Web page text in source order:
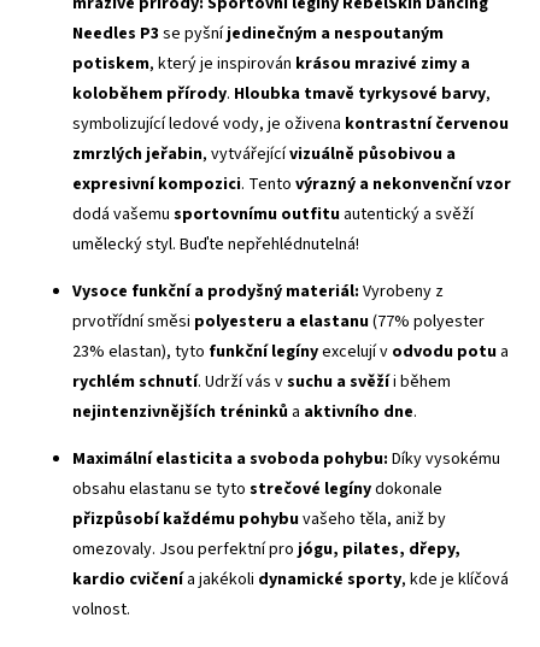
Needles P3 se pyšníjedinečným a nespoutaným
potiskem, který je inspirován krásou mrazivé zimy a
koloběhem přírody. Hloubka tmavě tyrkysové barvy,
symbolizující ledové vody, je oživena kontrastní červenou
zmrzlých jeřabin, vytvářejícívizuálně působivou a
expresivní kompozici. Tento výrazný a nekonvenční vzor
dodá vašemu sportovnímu outfitu autentický a svěží
umělecký styl. Buďte nepřehlédnutelná!
Vysoce funkční a prodyšný materiál: Vyrobeny z
prvotřídní směsi polyesteru a elastanu(77% polyester
23% elastan), tyto funkční legínyexcelují v odvodu potu a
rychlém schnutí. Udrží vás vsuchu a svěžíi během
nejintenzivnějších tréninků a aktivního dne.
Maximální elasticita a svoboda pohybu: Díky vysokému
obsahu elastanu se tyto strečové legínydokonale
přizpůsobí každému pohybuvašeho těla, aniž by
omezovaly. Jsou perfektní projógu, pilates, dřepy,
kardio cvičenía jakékoli dynamické sporty, kde je klíčová
volnost.